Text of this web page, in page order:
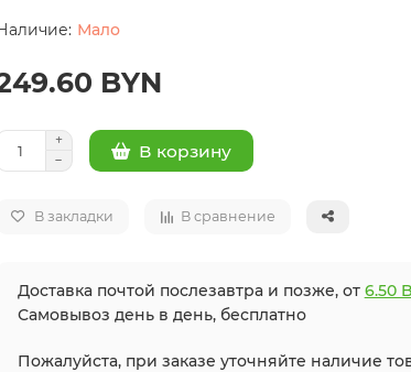
Мало
BYN
В корзину
В закладки В сравнение
Доставка почтой послезавтра и позже, от 6.50
Самовывоз день в день, бесплатно
Пожалуйста, при заказе уточняйте наличие